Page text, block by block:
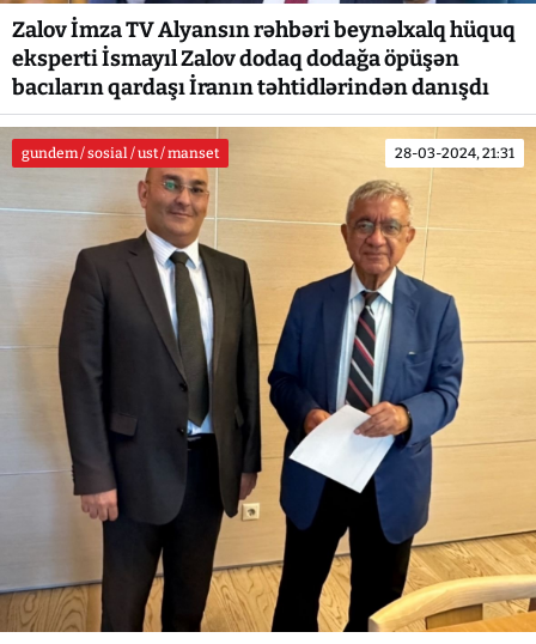
Zalov İmza TV Alyansın rəhbəri beynəlxalq hüquq
eksperti İsmayıl Zalov dodaq dodağa öpüşən
bacıların qardaşı İranın təhtidlərindən danışdı
gundem / sosial / ust / manset 28-03-2024, 21:31